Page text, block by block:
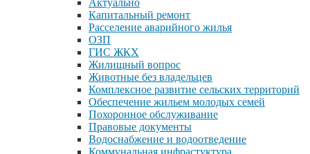
Актуально
Капитальный ремонт
Расселение аварийного жилья
ОЗП
ГИС ЖКХ
Жилищный вопрос
Животные без владельцев
Комплексное развитие сельских территорий
Обеспечение жильем молодых семей
Похоронное обслуживание
Правовые документы
Водоснабжение и водоотведение